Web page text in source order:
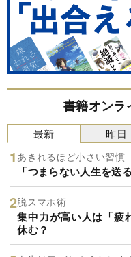
書籍オンラ
最新
あきれるほど小さい習慣
「つまらない人生を送
脱スマホ術
集中力が高い人は「疲
休む？
昨日